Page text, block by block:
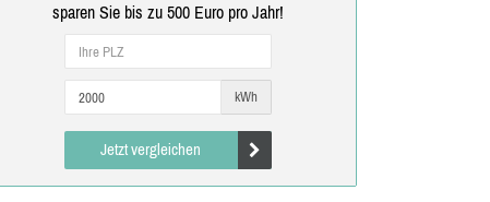
sparen Sie bis zu 500 Euro pro Jahr!
kWh
Jetzt vergleichen